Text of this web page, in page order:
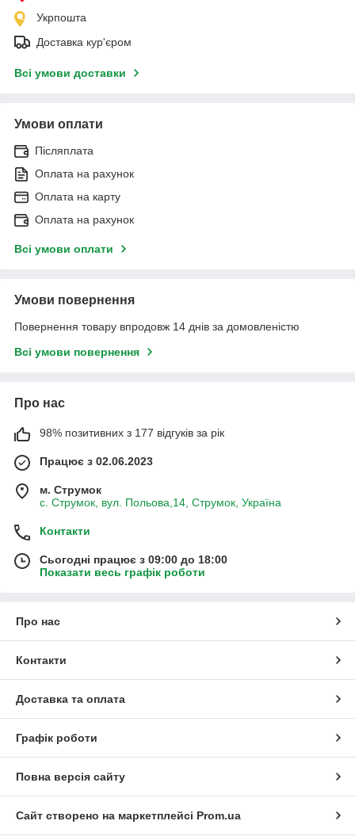
Укрпошта
Доставка кур'єром
Всі умови доставки
Умови оплати
Післяплата
Оплата на рахунок
Оплата на карту
Оплата на рахунок
Всі умови оплати
Умови повернення
Повернення товару впродовж 14 днів за домовленістю
Всі умови повернення
Про нас
98% позитивних з 177 відгуків за рік
Працює з 02.06.2023
м. Струмок
с. Струмок, вул. Польова,14, Струмок, Україна
Контакти
Сьогодні працює з 09:00 до 18:00
Показати весь графік роботи
Про нас
Контакти
Доставка та оплата
Графік роботи
Повна версія сайту
Сайт створено на маркетплейсі Prom.ua